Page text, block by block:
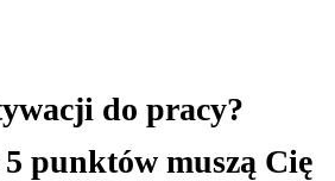
do pracy?
5 punktów muszą Cię